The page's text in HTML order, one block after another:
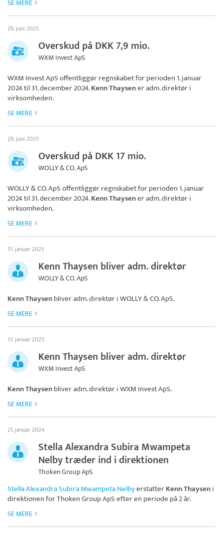
SE MERE
29. juni 2025
Overskud på DKK 7,9 mio.
WXM Invest ApS
WXM Invest ApSoffentliggør regnskabet for perioden 1. januar
2024 til 31. december 2024.Kenn Thaysener adm. direktør i
virksomheden.
SE MERE
29. juni 2025
Overskud på DKK 17 mio.
WOLLY & CO. ApS
WOLLY & CO. ApSoffentliggør regnskabet for perioden 1. januar
2024 til 31. december 2024.Kenn Thaysener adm. direktør i
virksomheden.
SE MERE
31. januar 2025
Kenn Thaysen bliver adm. direktør
WOLLY & CO. ApS
Kenn Thaysenbliver adm. direktør iWOLLY & CO. ApS.
SE MERE
31. januar 2025
Kenn Thaysen bliver adm. direktør
WXM Invest ApS
Kenn Thaysenbliver adm. direktør iWXM Invest ApS.
SE MERE
21. januar 2024
Stella Alexandra Subira Mwampeta
Nelby træder ind i direktionen
Thoken Group ApS
Stella Alexandra Subira Mwampeta NelbyerstatterKenn Thayseni
direktionen forThoken Group ApSefter en periode på 2 år.
SE MERE